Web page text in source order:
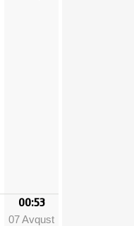
00:53
07 Avqust